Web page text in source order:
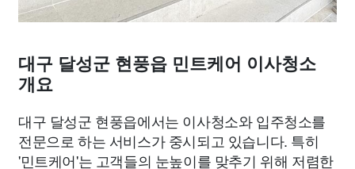
대구 달성군 현풍읍 민트케어 이사청소
개요
대구 달성군 현풍읍에서는 이사청소와 입주청소를
전문으로 하는 서비스가 중시되고 있습니다. 특히
'민트케어'는 고객들의 눈높이를 맞추기 위해 저렴한